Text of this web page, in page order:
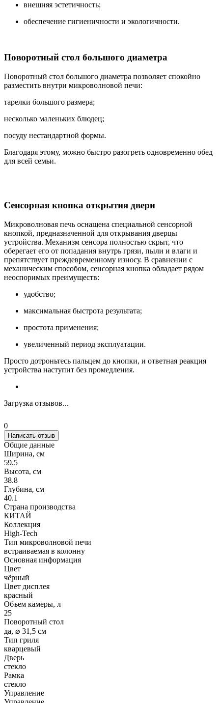
внешняя эстетичность;
обеспечение гигиеничности и экологичности.
Поворотный стол большого диаметра
Поворотный стол большого диаметра позволяет спокойно
разместить внутри микроволновой печи:
тарелки большого размера;
несколько маленьких блюдец;
посуду нестандартной формы.
Благодаря этому, можно быстро разогреть одновременно обед
для всей семьи.
Сенсорная кнопка открытия двери
Микроволновая печь оснащена специальной сенсорной
кнопкой, предназначенной для открывания дверцы
устройства. Механизм сенсора полностью скрыт, что
оберегает его от попадания внутрь грязи, пыли и влаги и
препятствует преждевременному износу. В сравнении с
механическим способом, сенсорная кнопка обладает рядом
неоспоримых преимуществ:
удобство;
максимальная быстрота результата;
простота применения;
увеличенный период эксплуатации.
Просто дотроньтесь пальцем до кнопки, и ответная реакция
устройства наступит без промедления.
Загрузка отзывов...
0
Написать отзыв
Общие данные
Ширина, см
59.5
Высота, см
38.8
Глубина, см
40.1
Страна производства
КИТАЙ
Коллекция
High-Tech
Тип микроволновой печи
встраиваемая в колонну
Основная информация
Цвет
чёрный
Цвет дисплея
красный
Объем камеры, л
25
Поворотный стол
да, ⌀ 31,5 см
Тип гриля
кварцевый
Дверь
стекло
Рамка
стекло
Управление